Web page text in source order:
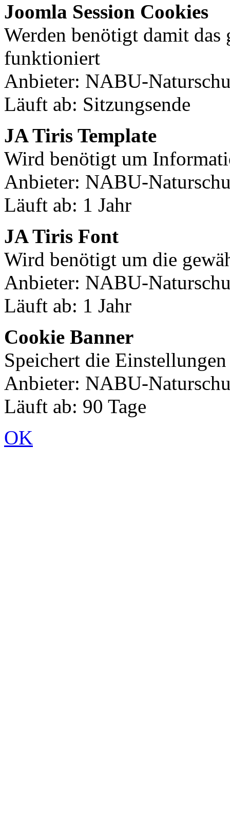
Joomla Session Cookies
Werden benötigt damit
funktioniert
Anbieter: NABU-
Läuft ab: Sitzungsende
JA Tiris Template
Wird benötigt um
Anbieter: NABU-
Läuft ab: 1 Jahr
JA Tiris Font
Wird benötigt um die
Anbieter: NABU-
Läuft ab: 1 Jahr
Cookie Banner
Speichert die
Anbieter: NABU-
Läuft ab: 90 Tage
OK